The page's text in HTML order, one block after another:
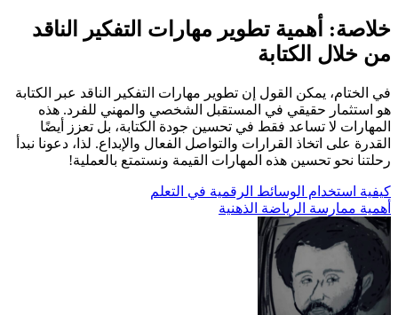
خلاصة: أهمية تطوير مهارات التفكير الناقد
من خلال الكتابة
في الختام، يمكن القول إن تطوير مهارات التفكير الناقد عبر الكتابة
هو استثمار حقيقي في المستقبل الشخصي والمهني للفرد. هذه
المهارات لا تساعد فقط في تحسين جودة الكتابة، بل تعزز أيضًا
القدرة على اتخاذ القرارات والتواصل الفعال والإبداع. لذا، دعونا نبدأ
رحلتنا نحو تحسين هذه المهارات القيمة ونستمتع بالعملية!
تصفّح
المقالات
كيفية استخدام الوسائط الرقمية في التعلم
أهمية ممارسة الرياضة الذهنية